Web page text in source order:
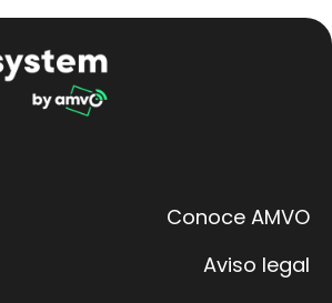
Conoce AMVO
Aviso legal